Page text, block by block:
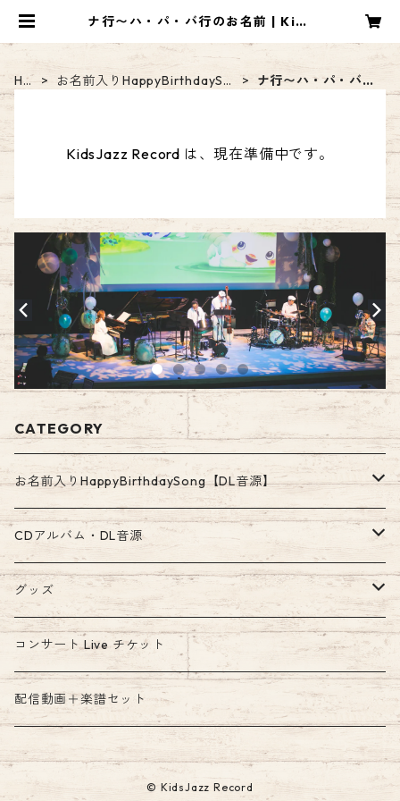
ナ行〜ハ・パ・バ行のお名前 | Kids
HO
お名前入りHappyBirthdaySo
ナ行〜ハ・パ・バ行
KidsJazz Record は、現在準備中です。
CATEGORY
お名前入りHappyBirthdaySong【DL音源】
ア行〜カ・ガ行のお名前
高音質WAV500円
お手軽MP3 300円
サ・ザ行〜タ・ダ行のお名前
高音質WAV500円
お手軽MP3 300円
ナ行〜ハ・パ・バ行のお名前
高音質WAV500円
お手軽MP3 300円
マ行〜ヤ行のお名前
ラ行〜ワ行のお名前
CDアルバム・DL音源
ダウンロード音源
高音質WAV音源
グッズ
絵本
コンサート Live チケット
配信動画＋楽譜セット
© KidsJazz Record